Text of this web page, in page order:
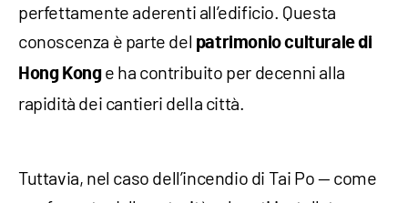
perfettamente aderenti all’edificio. Questa
conoscenza è parte del patrimonio culturale di
Hong Konge ha contribuito per decenni alla
rapidità dei cantieri della città.
Tuttavia, nel caso dell’incendio di Tai Po — come